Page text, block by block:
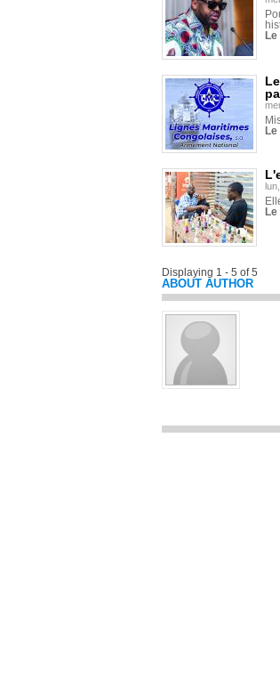
Displaying 1 - 5 of 5
ABOUT AUTHOR